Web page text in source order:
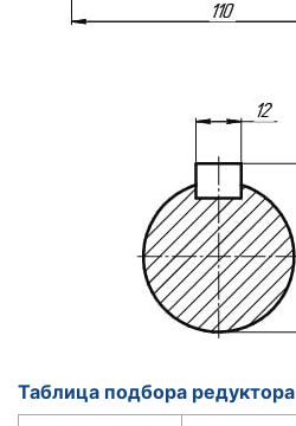
Таблица подбора редуктора